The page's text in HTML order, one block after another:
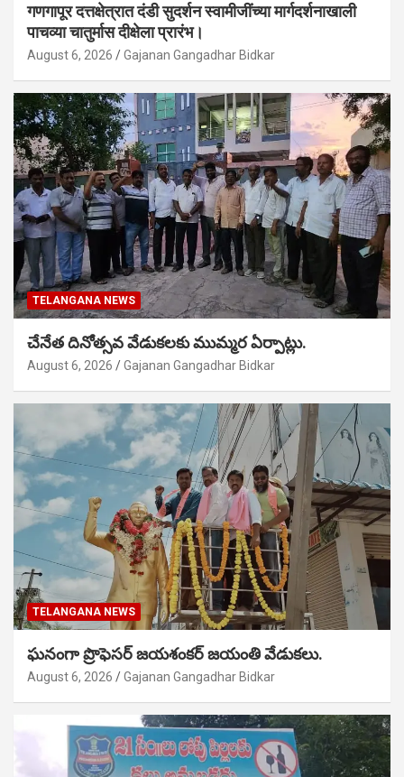
गणगापूर दत्तक्षेत्रात दंडी सुदर्शन स्वामीजींच्या मार्गदर्शनाखाली
पाचव्या चातुर्मास दीक्षेला प्रारंभ।
August 6, 2026 Gajanan Gangadhar Bidkar
TELANGANA NEWS
చేనేత దినోత్సవ వేడుకలకు ముమ్మర ఏర్పాట్లు.
August 6, 2026 Gajanan Gangadhar Bidkar
TELANGANA NEWS
ఘనంగా ప్రొఫెసర్ జయశంకర్ జయంతి వేడుకలు.
August 6, 2026 Gajanan Gangadhar Bidkar